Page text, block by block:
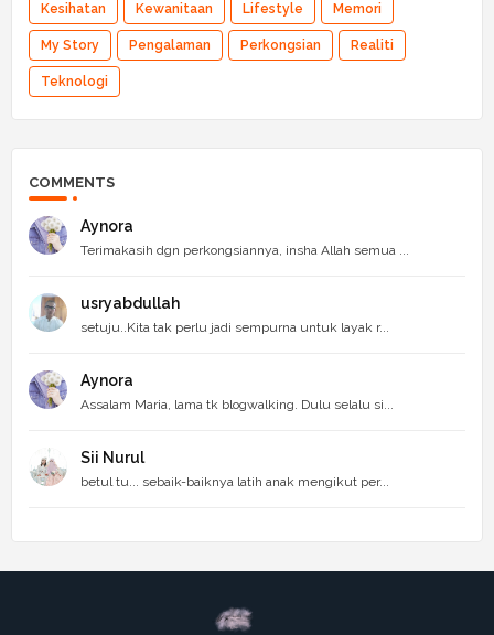
Kesihatan Kewanitaan Lifestyle Memori
My Story Pengalaman Perkongsian Realiti
Teknologi
COMMENTS
Aynora
Terimakasih dgn perkongsiannya, insha Allah semua ...
usryabdullah
setuju..Kita tak perlu jadi sempurna untuk layak r...
Aynora
Assalam Maria, lama tk blogwalking. Dulu selalu si...
Sii Nurul
betul tu... sebaik-baiknya latih anak mengikut per...